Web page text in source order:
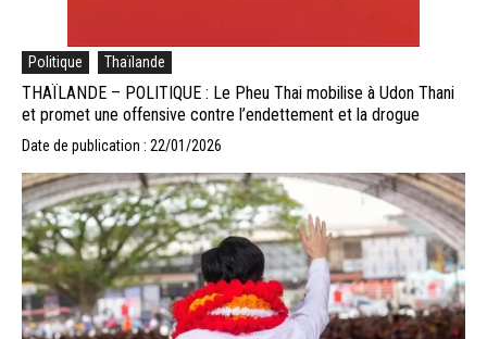
Politique Thaïlande
THAÏLANDE – POLITIQUE : Le Pheu Thai mobilise à Udon Thani
et promet une offensive contre l’endettement et la drogue
Date de publication : 22/01/2026